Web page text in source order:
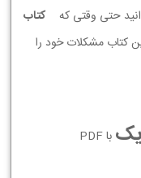
حتی وقتی که
کتاب
کتاب مشکلات خود را
با PDF